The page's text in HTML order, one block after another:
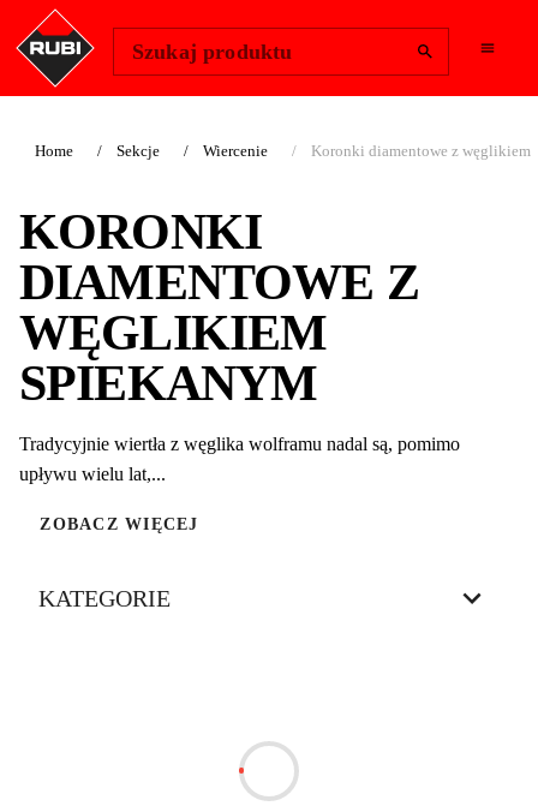
Szukaj produktu
Home Sekcje Wiercenie Koronki diamentowe z węglikiem
KORONKI
DIAMENTOWE Z
WĘGLIKIEM
SPIEKANYM
Tradycyjnie wiertła z węglika wolframu nadal są, pomimo
upływu wielu lat,...
ZOBACZ WIĘCEJ
KATEGORIE